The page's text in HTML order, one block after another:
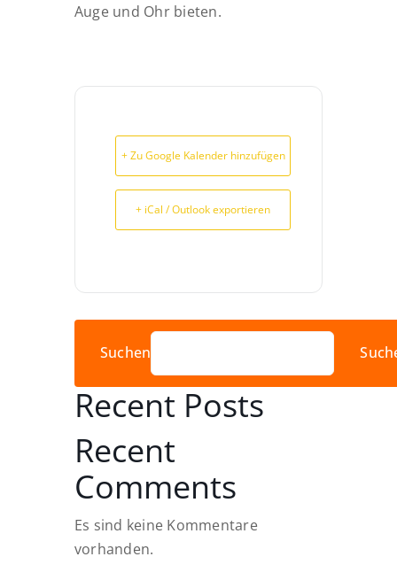
Auge und Ohr bieten.
+ Zu Google Kalender hinzufügen
+ iCal / Outlook exportieren
Suchen
Recent Posts
Recent
Comments
Es sind keine Kommentare
vorhanden.